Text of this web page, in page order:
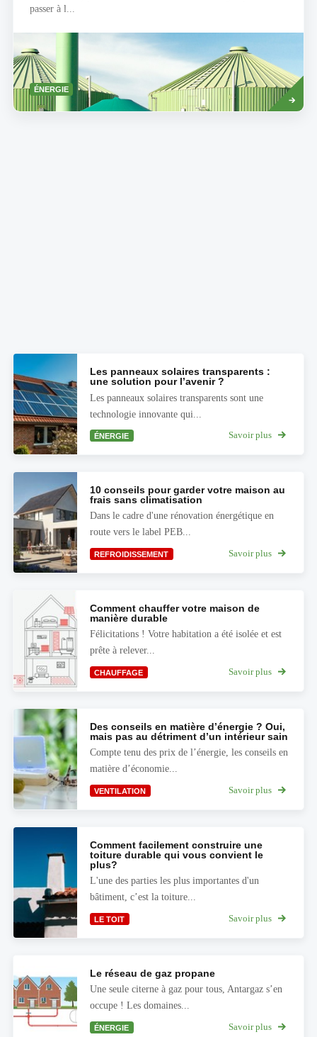
passer à l...
ÉNERGIE
Savoir
plus
Les panneaux solaires transparents :
une solution pour l’avenir ?
Les panneaux solaires transparents sont une
technologie innovante qui...
ÉNERGIE Savoir plus
10 conseils pour garder votre maison au
frais sans climatisation
Dans le cadre d'une rénovation énergétique en
route vers le label PEB...
REFROIDISSEMENT Savoir plus
Comment chauffer votre maison de
manière durable
Félicitations ! Votre habitation a été isolée et est
prête à relever...
CHAUFFAGE Savoir plus
Des conseils en matière d’énergie ? Oui,
mais pas au détriment d’un intérieur sain
Compte tenu des prix de l’énergie, les conseils en
matière d’économie...
VENTILATION Savoir plus
Comment facilement construire une
toiture durable qui vous convient le
plus?
L'une des parties les plus importantes d'un
bâtiment, c’est la toiture...
LE TOIT Savoir plus
Le réseau de gaz propane
Une seule citerne à gaz pour tous, Antargaz s’en
occupe ! Les domaines...
ÉNERGIE Savoir plus